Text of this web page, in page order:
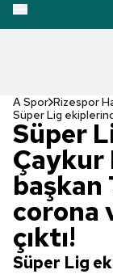
A Spor Rizespor
Süper
Çaykur
başkan
corona
çıktı!
Süper Lig